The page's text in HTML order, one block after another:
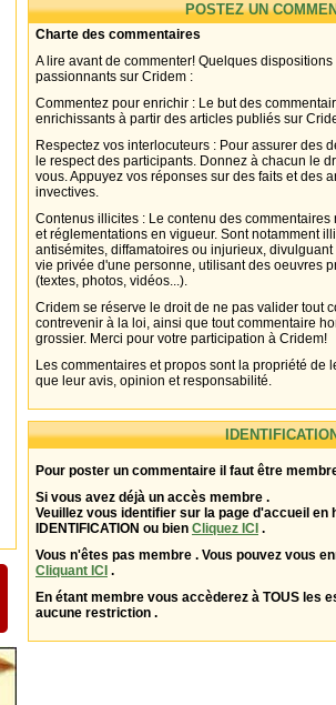
POSTEZ UN
Charte des commentaires
A lire avant de commenter! Quelques
passionnants sur Cridem :
Commentez pour enrichir : Le but des
enrichissants à partir des articles publiés sur
Respectez vos interlocuteurs : Pour assurer des
le respect des participants. Donnez à chacun le
vous. Appuyez vos réponses sur des faits et des
invectives.
Contenus illicites : Le contenu des
et réglementations en vigueur. Sont notamment
antisémites, diffamatoires ou injurieux,
vie privée d'une personne, utilisant des oeuvres
(textes, photos, vidéos...).
Cridem se réserve le droit de ne pas valider tout
contrevenir à la loi, ainsi que tout commentaire
grossier. Merci pour votre participation à Cridem!
Les commentaires et propos sont la propriété de
que leur avis, opinion et responsabilité.
Pour poster un commentaire il faut être
Si vous avez déjà un accès membre .
Veuillez vous identifier sur la page d'accueil en
IDENTIFICATION ou bien Cliquez ICI .
Vous n'êtes pas membre . Vous pouvez vous
Cliquant ICI .
En étant membre vous accèderez à TOUS les
aucune restriction .